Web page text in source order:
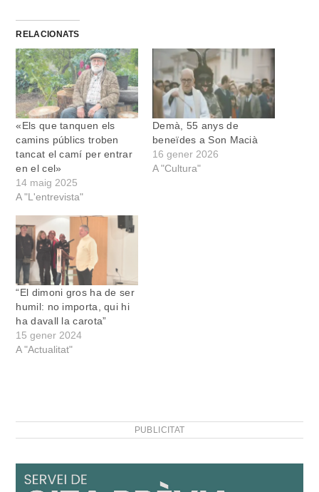
RELACIONATS
«Els que tanquen els
camins públics troben
tancat el camí per entrar
en el cel»
14 maig 2025
A "L'entrevista"
Demà, 55 anys de
beneïdes a Son Macià
16 gener 2026
A "Cultura"
“El dimoni gros ha de ser
humil: no importa, qui hi
ha davall la carota”
15 gener 2024
A "Actualitat"
PUBLICITAT